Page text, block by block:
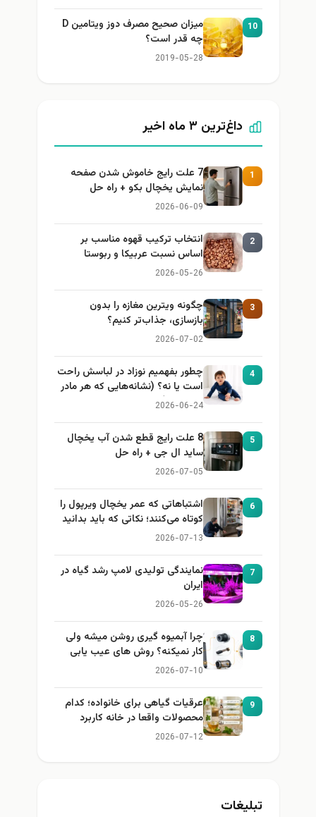
10
میزان صحیح مصرف دوز ویتامین D
چه قدر است؟
2019-05-28
داغ‌ترین ۳ ماه اخیر
1
7 علت رایج خاموش شدن صفحه
نمایش یخچال بکو + راه حل
2026-06-09
2
انتخاب ترکیب قهوه مناسب بر
اساس نسبت عربیکا و ربوستا
2026-05-26
3
چگونه ویترین مغازه را بدون
بازسازی، جذاب‌تر کنیم؟
2026-07-02
4
چطور بفهمیم نوزاد در لباسش راحت
است یا نه؟ (نشانه‌هایی که هر مادر
باید بداند)
2026-06-24
5
8 علت رایج قطع شدن آب یخچال
ساید ال جی + راه حل
2026-07-05
6
اشتباهاتی که عمر یخچال ویرپول را
کوتاه می‌کنند؛ نکاتی که باید بدانید
2026-07-13
7
نمایندگی تولیدی لامپ رشد گیاه در
ایران
2026-05-26
8
چرا آبمیوه گیری روشن میشه ولی
کار نمیکنه؟ روش های عیب یابی
2026-07-10
9
عرقیات گیاهی برای خانواده؛ کدام
محصولات واقعا در خانه کاربرد
دارند؟
2026-07-12
تبلیغات